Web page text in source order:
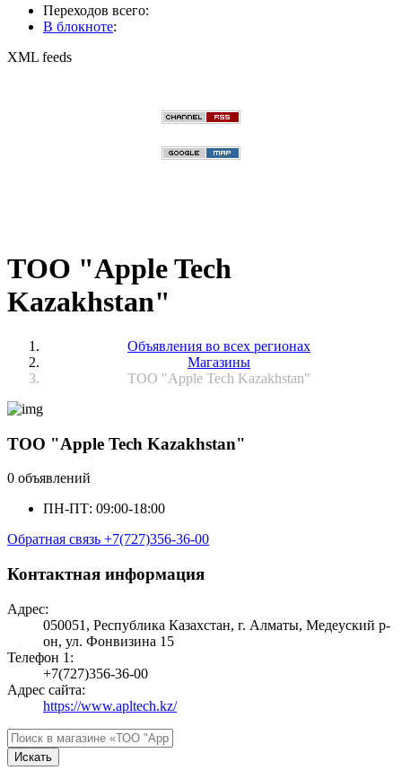
Переходов всего:
В блокноте:
XML feeds
ТОО "Apple Tech
Kazakhstan"
Объявления во всех регионах
Магазины
ТОО "Apple Tech Kazakhstan"
ТОО "Apple Tech Kazakhstan"
0 объявлений
ПН-ПТ: 09:00-18:00
Обратная связь +7(727)356-36-00
Контактная информация
Адрес:
050051, Республика Казахстан, г. Алматы, Медеуский р-
он, ул. Фонвизина 15
Телефон 1:
+7(727)356-36-00
Адрес сайта:
https://www.apltech.kz/
Искать